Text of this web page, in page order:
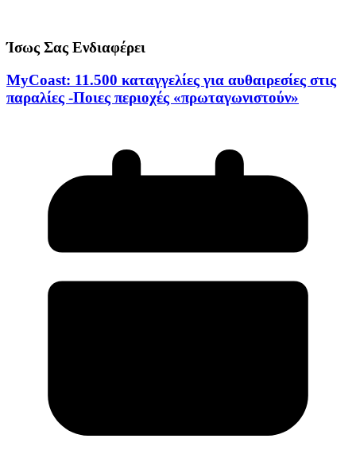
Ίσως Σας Ενδιαφέρει
MyCoast: 11.500 καταγγελίες για αυθαιρεσίες στις
παραλίες -Ποιες περιοχές «πρωταγωνιστούν»